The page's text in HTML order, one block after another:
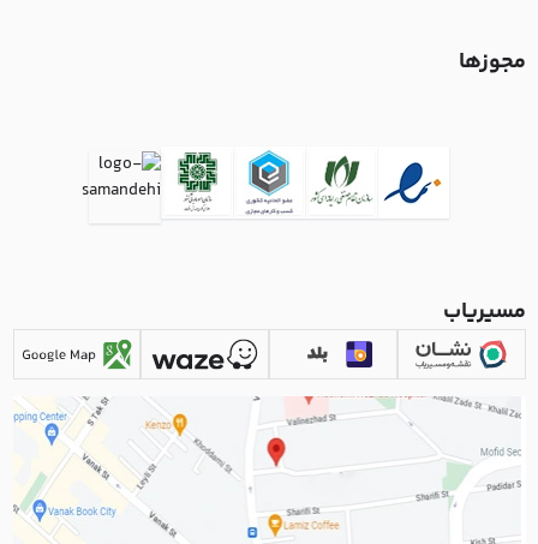
مجوزها
مسیریاب